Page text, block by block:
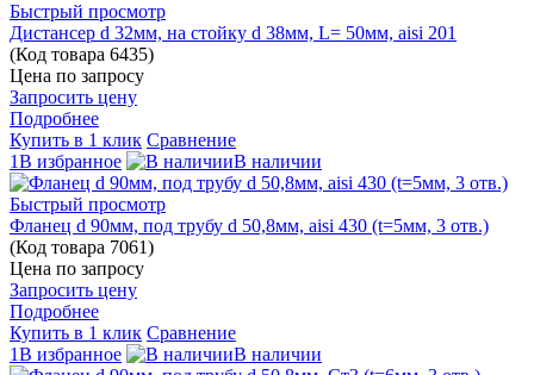
Быстрый просмотр
Дистансер d 32мм, на стойку d 38мм, L= 50мм, aisi 201
(Код товара 6435)
Цена по запросу
Запросить цену
Подробнее
Купить в 1 клик Сравнение
1В избранное
В наличии
Быстрый просмотр
Фланец d 90мм, под трубу d 50,8мм, aisi 430 (t=5мм, 3 отв.)
(Код товара 7061)
Цена по запросу
Запросить цену
Подробнее
Купить в 1 клик Сравнение
1В избранное
В наличии